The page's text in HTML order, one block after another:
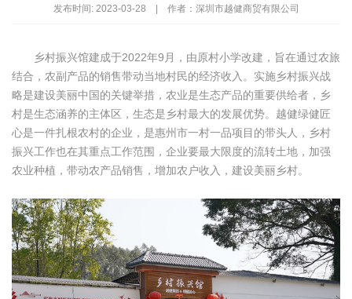
发布时间: 2023-03-28 作者：深圳市越健商贸有限公司
乡村振兴馆建成于2022年9月，由原村小学改建，旨在通过农旅
结合，农副产品的销售带动当地村民的经济收入。实施乡村振兴战
略是建设美丽中国的关键举措，农业是生态产品的重要供给者，乡
村是生态涵养的主体区，生态是乡村最大的发展优势。越健绿健匠
心是一件扎根农村的企业，是惠州市一村一品项目的带头人，乡村
振兴工作也在其重点工作范围，企业要最大限度的流转土地，加强
农业种植，带动农产品销售，增加农户收入，建设美丽乡村。